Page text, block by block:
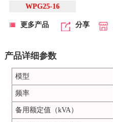
WPG25-16
更多产品 分享
产品详细参数
模型
频率
备用额定值（kVA）